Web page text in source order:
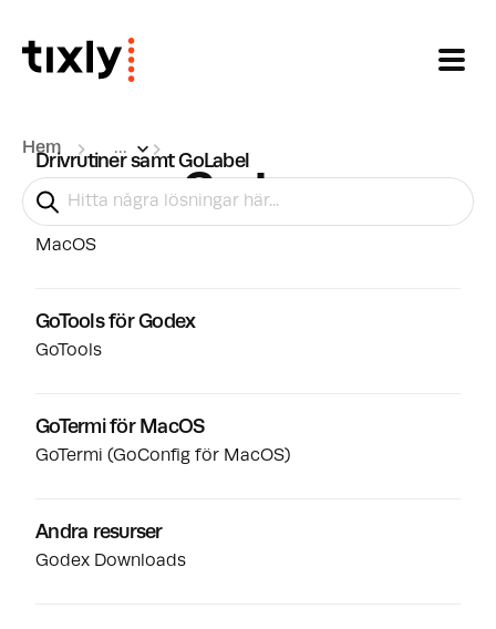
Hem ...
Godex
Drivrutiner samt GoLabel
Windows
MacOS
GoTools för Godex
GoTools
GoTermi för MacOS
GoTermi (GoConfig för MacOS)
Andra resurser
Godex Downloads